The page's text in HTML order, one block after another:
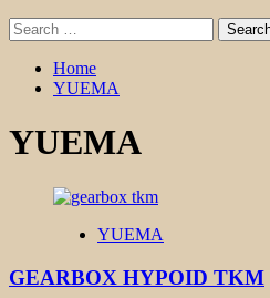
Search
for:
Home
YUEMA
YUEMA
YUEMA
GEARBOX HYPOID TKM